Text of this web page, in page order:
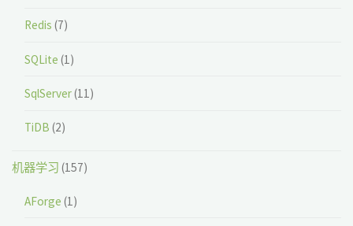
Redis (7)
SQLite (1)
SqlServer(11)
TiDB (2)
机器学习 (157)
AForge (1)